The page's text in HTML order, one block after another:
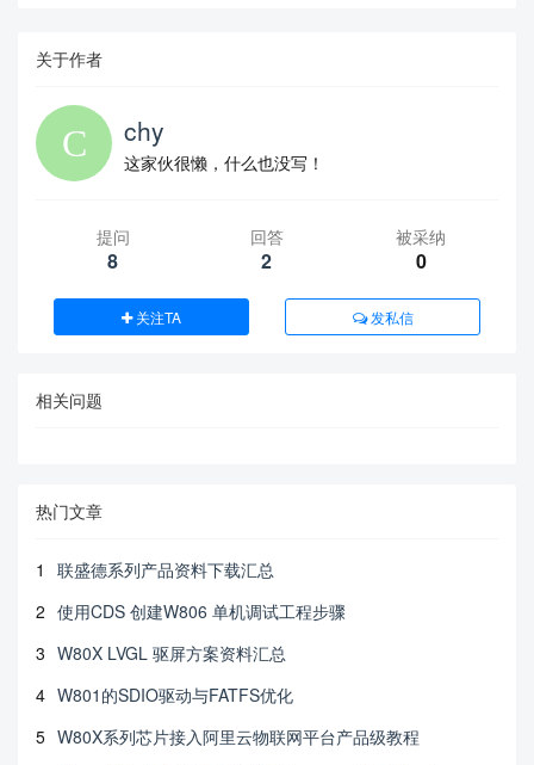
关于作者
chy
这家伙很懒，什么也没写！
提问
8
回答
2
被采纳
0
关注TA 发私信
相关问题
热门文章
1
联盛德系列产品资料下载汇总
2 使用CDS 创建W806 单机调试工程步骤
3 W80X LVGL 驱屏方案资料汇总
4 W801的SDIO驱动与FATFS优化
5 W80X系列芯片接入阿里云物联网平台产品级教程